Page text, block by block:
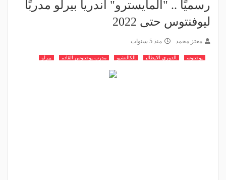
رسميًا .. "المايسترو" أندريا بيرلو مدربًا
ليوفنتوس حتى 2022
معتز محمد منذ 5 سنوات
يوفنتوس الدوري الايطالي الكالتشيو مدرب يوفنتوس القادم بيرلو